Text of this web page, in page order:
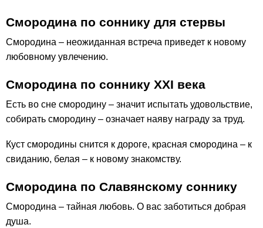
Смородина по соннику для стервы
Смородина – неожиданная встреча приведет к новому
любовному увлечению.
Смородина по соннику ХХІ века
Есть во сне смородину – значит испытать удовольствие,
собирать смородину – означает наяву награду за труд.
Куст смородины снится к дороге, красная смородина – к
свиданию, белая – к новому знакомству.
Смородина по Славянскому соннику
Смородина – тайная любовь. О вас заботиться добрая
душа.